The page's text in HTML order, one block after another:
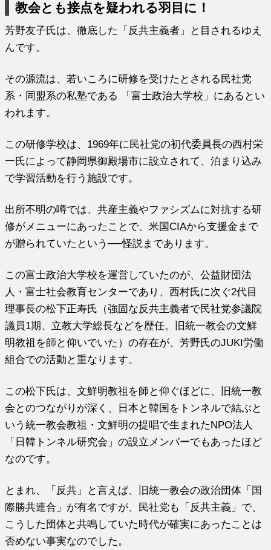
教会とも接点を疑われる羽目に！
芳野友子氏は、徹底した「反共主義者」と目されるゆえ
んです。
その源流は、若いころに研修を受けたとされる民社党
系・同盟系の私塾である 「富士政治大学校」にあるとい
われます。
この研修学校は、1969年に民社党の初代委員長の西村栄
一氏によって静岡県御殿場市に設立されて、泊まり込み
で学習活動を行う施設です。
出所不明の噂では、共産主義やファシズムに対抗する研
修がメニューにあったことで、米国CIAから支援金まで
が贈られていたという──怪説まであります。
この富士政治大学校を運営していたのが、公益財団法
人・富士社会教育センターであり、西村氏に次ぐ2代目
理事長の松下正寿氏（強固な反共主義者で民社党参議院
議員1期、立教大学総長などを歴任。旧統一教会の文鮮
明教祖を師と仰いでいた）の存在が、芳野氏のJUKI労働
組合での活動と重なります。
この松下氏は、文鮮明教祖を師と仰ぐほどに、旧統一教
会とのつながりが深く、日本と韓国をトンネルで結ぶと
いう統一教会教祖・文鮮明の提唱で生まれたNPO法人
「日韓トンネル研究会」の設立メンバーでもあったほど
なのです。
とまれ、「反共」と言えば、旧統一教会の政治団体「国
際勝共連合」が有名ですが、民社党も「反共主義」で、
こうした団体と共鳴していた時代が確実にあったことは
否めない事実なのでした。